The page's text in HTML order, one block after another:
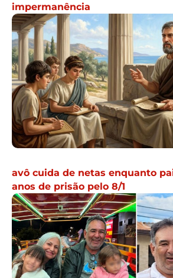
impermanência
avô cuida de netas enquanto
anos de prisão pelo 8/1